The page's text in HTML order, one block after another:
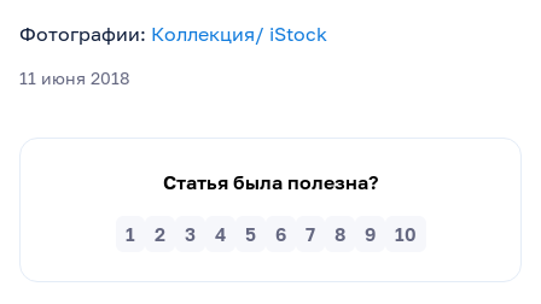
Фотографии: Коллекция/ iStock
11 июня 2018
Статья была полезна?
10
9
8
7
6
5
4
3
2
1